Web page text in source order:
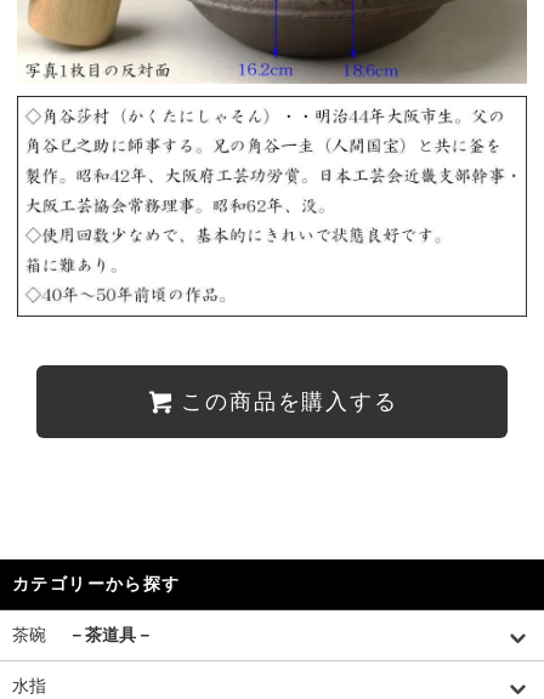
この商品を購入する
カテゴリーから探す
茶碗 －茶道具－
水指